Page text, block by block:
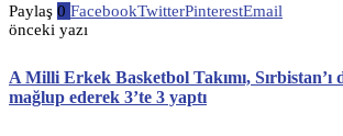
Paylaş 0 FacebookTwitterPinterestEmail
önceki yazı
A Milli Erkek Basketbol Takımı, Sırbistan’ı
mağlup ederek 3’te 3 yaptı